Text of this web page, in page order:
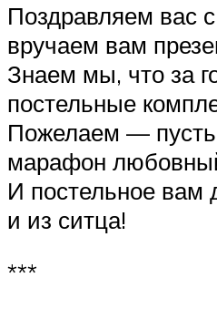
Поздравляем вас
вручаем вам
Знаем мы, что за
постельные
Пожелаем —
марафон
И постельное вам
и из ситца!
***